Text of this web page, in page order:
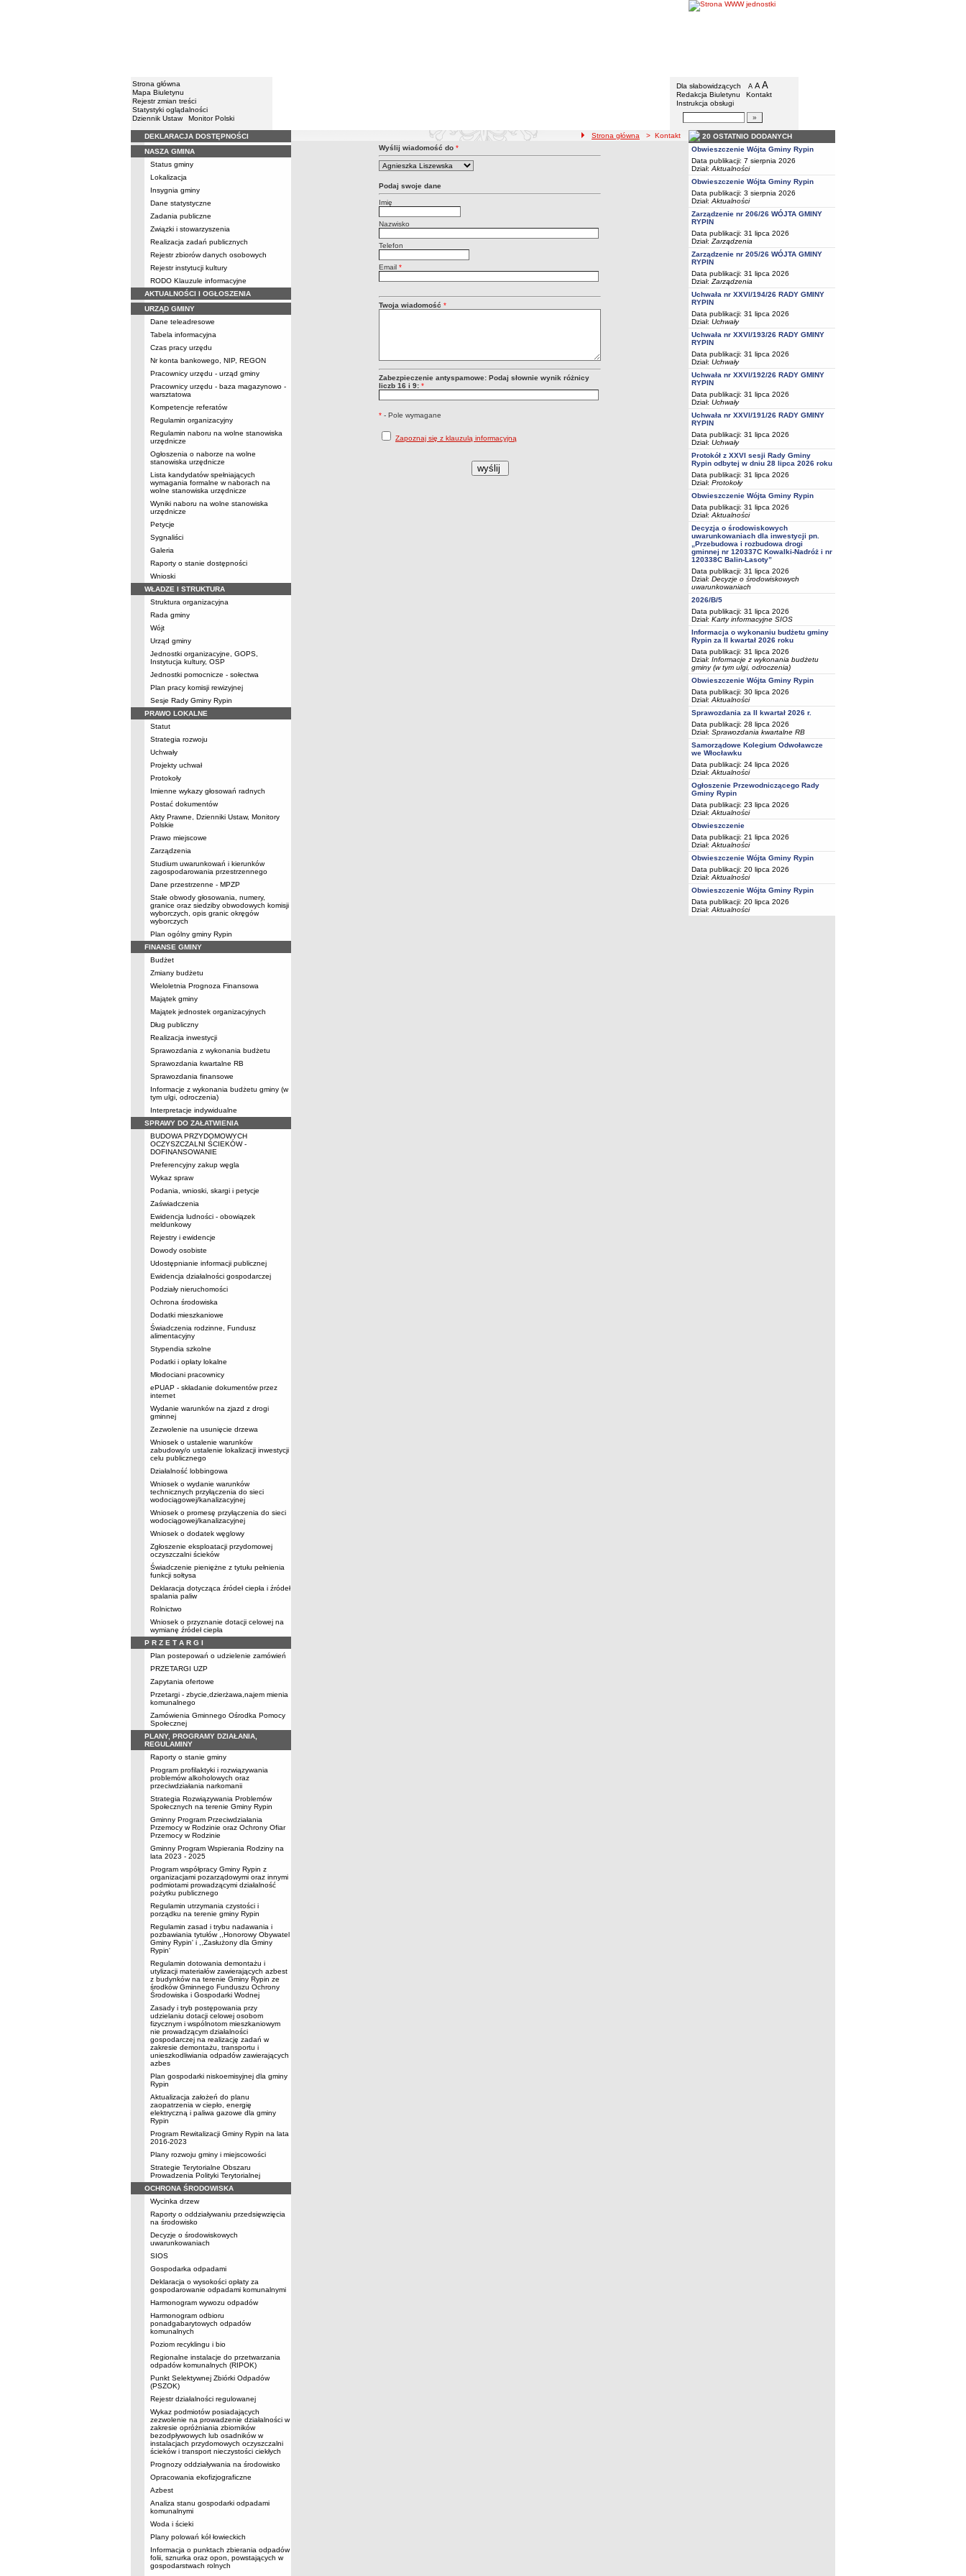
Strona główna
Mapa Biuletynu
Rejestr zmian treści
Statystyki oglądalności
Dziennik Ustaw
Monitor Polski
Gmina Rypin
Menu dodatkowe
Dla słabowidzących A pomniejsz czcionkę
A standardowy rozmiar czcionki
A
Redakcja Biuletynu
Kontakt
Instrukcja obsługi
Wyszukiwarka artykułów
Menu
DEKLARACJA DOSTĘPNOŚCI
NASZA GMINA
Status gminy
Lokalizacja
Insygnia gminy
Dane statystyczne
Zadania publiczne
Związki i stowarzyszenia
Realizacja zadań publicznych
Rejestr zbiorów danych osobowych
Rejestr instytucji kultury
RODO Klauzule informacyjne
AKTUALNOŚCI I OGŁOSZENIA
URZĄD GMINY
Dane teleadresowe
Tabela informacyjna
Czas pracy urzędu
Nr konta bankowego, NIP, REGON
Pracownicy urzędu - urząd gminy
Pracownicy urzędu - baza magazynowo -
warsztatowa
Kompetencje referatów
Regulamin organizacyjny
Regulamin naboru na wolne stanowiska
urzędnicze
Ogłoszenia o naborze na wolne
stanowiska urzędnicze
Lista kandydatów spełniających
wymagania formalne w naborach na
wolne stanowiska urzędnicze
Wyniki naboru na wolne stanowiska
urzędnicze
Petycje
Sygnaliści
Galeria
Raporty o stanie dostępności
Wnioski
WŁADZE I STRUKTURA
Struktura organizacyjna
Rada gminy
Wójt
Urząd gminy
Jednostki organizacyjne, GOPS,
Instytucja kultury, OSP
Jednostki pomocnicze - sołectwa
Plan pracy komisji rewizyjnej
Sesje Rady Gminy Rypin
PRAWO LOKALNE
Statut
Strategia rozwoju
Uchwały
Projekty uchwał
Protokoły
Imienne wykazy głosowań radnych
Postać dokumentów
Akty Prawne, Dzienniki Ustaw, Monitory
Polskie
Prawo miejscowe
Zarządzenia
Studium uwarunkowań i kierunków
zagospodarowania przestrzennego
Dane przestrzenne - MPZP
Stałe obwody głosowania, numery,
granice oraz siedziby obwodowych komisji
wyborczych, opis granic okręgów
wyborczych
Plan ogólny gminy Rypin
FINANSE GMINY
Budżet
Zmiany budżetu
Wieloletnia Prognoza Finansowa
Majątek gminy
Majątek jednostek organizacyjnych
Dług publiczny
Realizacja inwestycji
Sprawozdania z wykonania budżetu
Sprawozdania kwartalne RB
Sprawozdania finansowe
Informacje z wykonania budżetu gminy (w
tym ulgi, odroczenia)
Interpretacje indywidualne
SPRAWY DO ZAŁATWIENIA
BUDOWA PRZYDOMOWYCH
OCZYSZCZALNI ŚCIEKÓW -
DOFINANSOWANIE
Preferencyjny zakup węgla
Wykaz spraw
Podania, wnioski, skargi i petycje
Zaświadczenia
Ewidencja ludności - obowiązek
meldunkowy
Rejestry i ewidencje
Dowody osobiste
Udostępnianie informacji publicznej
Ewidencja działalności gospodarczej
Podziały nieruchomości
Ochrona środowiska
Dodatki mieszkaniowe
Świadczenia rodzinne, Fundusz
alimentacyjny
Stypendia szkolne
Podatki i opłaty lokalne
Młodociani pracownicy
ePUAP - składanie dokumentów przez
internet
Wydanie warunków na zjazd z drogi
gminnej
Zezwolenie na usunięcie drzewa
Wniosek o ustalenie warunków
zabudowy/o ustalenie lokalizacji inwestycji
celu publicznego
Działalność lobbingowa
Wniosek o wydanie warunków
technicznych przyłączenia do sieci
wodociągowej/kanalizacyjnej
Wniosek o promesę przyłączenia do sieci
wodociągowej/kanalizacyjnej
Wniosek o dodatek węglowy
Zgłoszenie eksploatacji przydomowej
oczyszczalni ścieków
Świadczenie pieniężne z tytułu pełnienia
funkcji sołtysa
Deklaracja dotycząca źródeł ciepła i źródeł
spalania paliw
Rolnictwo
Wniosek o przyznanie dotacji celowej na
wymianę źródeł ciepła
P R Z E T A R G I
Plan postepowań o udzielenie zamówień
PRZETARGI UZP
Zapytania ofertowe
Przetargi - zbycie,dzierżawa,najem mienia
komunalnego
Zamówienia Gminnego Ośrodka Pomocy
Społecznej
PLANY, PROGRAMY DZIAŁANIA,
REGULAMINY
Raporty o stanie gminy
Program profilaktyki i rozwiązywania
problemów alkoholowych oraz
przeciwdziałania narkomanii
Strategia Rozwiązywania Problemów
Społecznych na terenie Gminy Rypin
Gminny Program Przeciwdziałania
Przemocy w Rodzinie oraz Ochrony Ofiar
Przemocy w Rodzinie
Gminny Program Wspierania Rodziny na
lata 2023 - 2025
Program współpracy Gminy Rypin z
organizacjami pozarządowymi oraz innymi
podmiotami prowadzącymi działalność
pożytku publicznego
Regulamin utrzymania czystości i
porządku na terenie gminy Rypin
Regulamin zasad i trybu nadawania i
pozbawiania tytułów ,,Honorowy Obywatel
Gminy Rypin' i ,,Zasłużony dla Gminy
Rypin'
Regulamin dotowania demontażu i
utylizacji materiałów zawierających azbest
z budynków na terenie Gminy Rypin ze
środków Gminnego Funduszu Ochrony
Środowiska i Gospodarki Wodnej
Zasady i tryb postępowania przy
udzielaniu dotacji celowej osobom
fizycznym i wspólnotom mieszkaniowym
nie prowadzącym działalności
gospodarczej na realizację zadań w
zakresie demontażu, transportu i
unieszkodliwiania odpadów zawierających
azbes
Plan gospodarki niskoemisyjnej dla gminy
Rypin
Aktualizacja założeń do planu
zaopatrzenia w ciepło, energię
elektryczną i paliwa gazowe dla gminy
Rypin
Program Rewitalizacji Gminy Rypin na lata
2016-2023
Plany rozwoju gminy i miejscowości
Strategie Terytorialne Obszaru
Prowadzenia Polityki Terytorialnej
OCHRONA ŚRODOWISKA
Wycinka drzew
Raporty o oddziaływaniu przedsięwzięcia
na środowisko
Decyzje o środowiskowych
uwarunkowaniach
SIOS
Gospodarka odpadami
Deklaracja o wysokości opłaty za
gospodarowanie odpadami komunalnymi
Harmonogram wywozu odpadów
Harmonogram odbioru
ponadgabarytowych odpadów
komunalnych
Poziom recyklingu i bio
Regionalne instalacje do przetwarzania
odpadów komunalnych (RIPOK)
Punkt Selektywnej Zbiórki Odpadów
(PSZOK)
Rejestr działalności regulowanej
Wykaz podmiotów posiadających
zezwolenie na prowadzenie działalności w
zakresie opróżniania zbiorników
bezodpływowych lub osadników w
instalacjach przydomowych oczyszczalni
ścieków i transport nieczystości ciekłych
Prognozy oddziaływania na środowisko
Opracowania ekofizjograficzne
Azbest
Analiza stanu gospodarki odpadami
komunalnymi
Woda i ścieki
Plany polowań kół łowieckich
Informacja o punktach zbierania odpadów
folii, sznurka oraz opon, powstających w
gospodarstwach rolnych
ścieżka nawigacji
Strona główna > Kontakt
Kontakt z Redakcją BIPWyślij wiadomość do *
Podaj swoje dane
Imię
Nazwisko
Telefon
Email *
Twoja wiadomość *
Zabezpieczenie antyspamowe: Podaj słownie wynik różnicy
liczb 16 i 9: *
* - Pole wymagane
Zapoznaj się z klauzulą informacyjną
20 OSTATNIO DODANYCH
Obwieszczenie Wójta Gminy Rypin
Data publikacji: 7 sierpnia 2026
Dział: Aktualności
Obwieszczenie Wójta Gminy Rypin
Data publikacji: 3 sierpnia 2026
Dział: Aktualności
Zarządzenie nr 206/26 WÓJTA GMINY
RYPIN
Data publikacji: 31 lipca 2026
Dział: Zarządzenia
Zarządzenie nr 205/26 WÓJTA GMINY
RYPIN
Data publikacji: 31 lipca 2026
Dział: Zarządzenia
Uchwała nr XXVI/194/26 RADY GMINY
RYPIN
Data publikacji: 31 lipca 2026
Dział: Uchwały
Uchwała nr XXVI/193/26 RADY GMINY
RYPIN
Data publikacji: 31 lipca 2026
Dział: Uchwały
Uchwała nr XXVI/192/26 RADY GMINY
RYPIN
Data publikacji: 31 lipca 2026
Dział: Uchwały
Uchwała nr XXVI/191/26 RADY GMINY
RYPIN
Data publikacji: 31 lipca 2026
Dział: Uchwały
Protokół z XXVI sesji Rady Gminy
Rypin odbytej w dniu 28 lipca 2026 roku
Data publikacji: 31 lipca 2026
Dział: Protokoły
Obwieszczenie Wójta Gminy Rypin
Data publikacji: 31 lipca 2026
Dział: Aktualności
Decyzja o środowiskowych
uwarunkowaniach dla inwestycji pn.
„Przebudowa i rozbudowa drogi
gminnej nr 120337C Kowalki-Nadróż i nr
120338C Balin-Lasoty”
Data publikacji: 31 lipca 2026
Dział: Decyzje o środowiskowych
uwarunkowaniach
2026/B/5
Data publikacji: 31 lipca 2026
Dział: Karty informacyjne SIOS
Informacja o wykonaniu budżetu gminy
Rypin za II kwartał 2026 roku
Data publikacji: 31 lipca 2026
Dział: Informacje z wykonania budżetu
gminy (w tym ulgi, odroczenia)
Obwieszczenie Wójta Gminy Rypin
Data publikacji: 30 lipca 2026
Dział: Aktualności
Sprawozdania za II kwartał 2026 r.
Data publikacji: 28 lipca 2026
Dział: Sprawozdania kwartalne RB
Samorządowe Kolegium Odwoławcze
we Włocławku
Data publikacji: 24 lipca 2026
Dział: Aktualności
Ogłoszenie Przewodniczącego Rady
Gminy Rypin
Data publikacji: 23 lipca 2026
Dział: Aktualności
Obwieszczenie
Data publikacji: 21 lipca 2026
Dział: Aktualności
Obwieszczenie Wójta Gminy Rypin
Data publikacji: 20 lipca 2026
Dział: Aktualności
Obwieszczenie Wójta Gminy Rypin
Data publikacji: 20 lipca 2026
Dział: Aktualności